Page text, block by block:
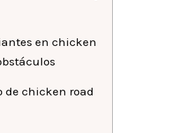
en chicken
de chicken road